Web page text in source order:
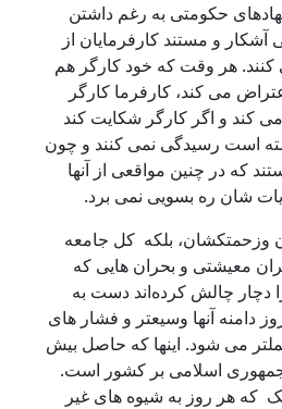
حکومتی بە رغم داشتن
و مستند کارفرمایان از
هر وقت کە خود کارگر هم
می کند، کارفرما کارگر
کند و اگر کارگر شکایت کند
است رسیدگی نمی کنند و چون
کە در چنین مواقعی از آنها
شان رە بسویی نمی برد.
وزحمتکشان، بلکە کل جامعه
معیشتی و بحران هایی کە
چالش کردەاند دست بە
دامنە آنها وسیعتر و فشار های
می شود. اینها که حاصل بیش
اسلامی بر کشور است.
هر روز به شیوه های غیر